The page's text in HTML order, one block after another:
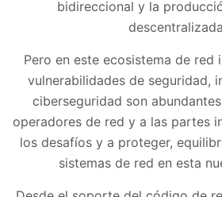
bidireccional y la
Pero en este ecosistema de red
vulnerabilidades de seguridad,
ciberseguridad son
operadores de red y a las partes
los desafíos y a proteger,
sistemas de red en esta